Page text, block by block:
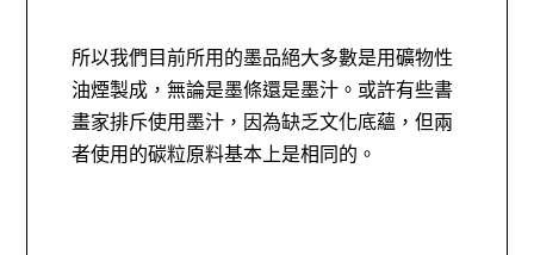
所以我們目前所用的墨品絕大多數是用礦物性
油煙製成，無論是墨條還是墨汁。或許有些書
畫家排斥使用墨汁，因為缺乏文化底蘊，但兩
者使用的碳粒原料基本上是相同的。